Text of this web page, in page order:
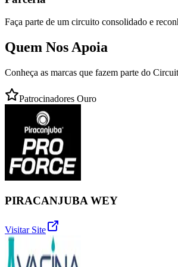
Faça parte de um circuito consolidado e
Quem Nos Apoia
Conheça as marcas que fazem parte do
Patrocinadores Ouro
PIRACANJUBA WEY
Visitar Site